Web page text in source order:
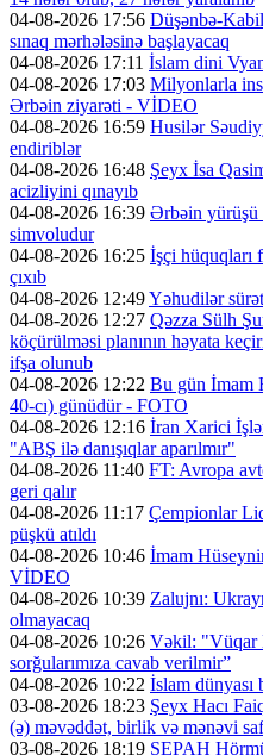
04-08-2026 17:56 Düşənbə-
sınaq mərhələsinə başlayacaq
04-08-2026 17:11 İslam dini
04-08-2026 17:03 Milyonlarla
Ərbəin ziyarəti - VİDEO
04-08-2026 16:59 Husilər
endiriblər
04-08-2026 16:48 Şeyx İsa
acizliyini qınayıb
04-08-2026 16:39 Ərbəin yürüşü
simvoludur
04-08-2026 16:25 İşçi hüquqları
çıxıb
04-08-2026 12:49Yəhudilər
04-08-2026 12:27 Qəzza Sülh
köçürülməsi planının həyata
ifşa olunub
04-08-2026 12:22 Bu gün İmam
40-cı) günüdür - FOTO
04-08-2026 12:16 İran Xarici
"ABŞ ilə danışıqlar aparılmır"
04-08-2026 11:40 FT: Avropa
geri qalır
04-08-2026 11:17 Çempionlar
püşkü atıldı
04-08-2026 10:46 İmam
VİDEO
04-08-2026 10:39 Zalujnı:
olmayacaq
04-08-2026 10:26 Vəkil: "Vüqar
sorğularımıza cavab verilmir”
04-08-2026 10:22 İslam
03-08-2026 18:23 Şeyx Hacı
(ə) məvəddət, birlik və mənəvi
03-08-2026 18:19 SEPAH